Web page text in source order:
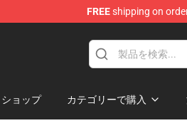
FREEshipping on
ショップ カテゴリーで購入